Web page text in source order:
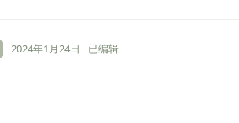
2024年1月24日 已编辑